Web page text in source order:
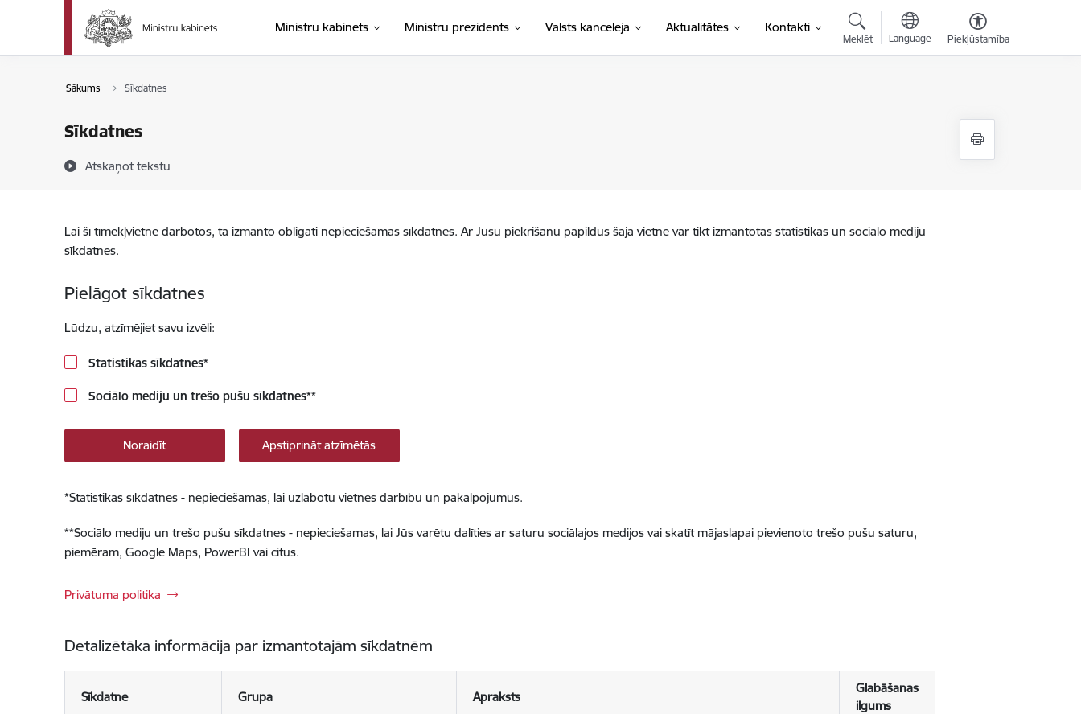
Pāriet uz lapas saturu
Ministru kabinets Ministru prezidents Valsts kanceleja Aktualitātes Kontakti
Meklēt Language Piekļūstamība
Sākums Sīkdatnes
Sīkdatnes
Atskaņot tekstu
Lai šī tīmekļvietne darbotos, tā izmanto obligāti nepieciešamās sīkdatnes. Ar Jūsu piekrišanu papildus šajā vietnē var tikt izmantotas statistikas un sociālo mediju
sīkdatnes.
Pielāgot sīkdatnes
Lūdzu, atzīmējiet savu izvēli:
Statistikas sīkdatnes*
Sociālo mediju un trešo pušu sīkdatnes**
Noraidīt Apstiprināt atzīmētās
*Statistikas sīkdatnes - nepieciešamas, lai uzlabotu vietnes darbību un pakalpojumus.
**Sociālo mediju un trešo pušu sīkdatnes - nepieciešamas, lai Jūs varētu dalīties ar saturu sociālajos medijos vai skatīt mājaslapai pievienoto trešo pušu saturu,
piemēram, Google Maps, PowerBI vai citus.
Privātuma politika
Detalizētāka informācija par izmantotajām sīkdatnēm
Sīkdatne Grupa Apraksts
Glabāšanas
ilgums